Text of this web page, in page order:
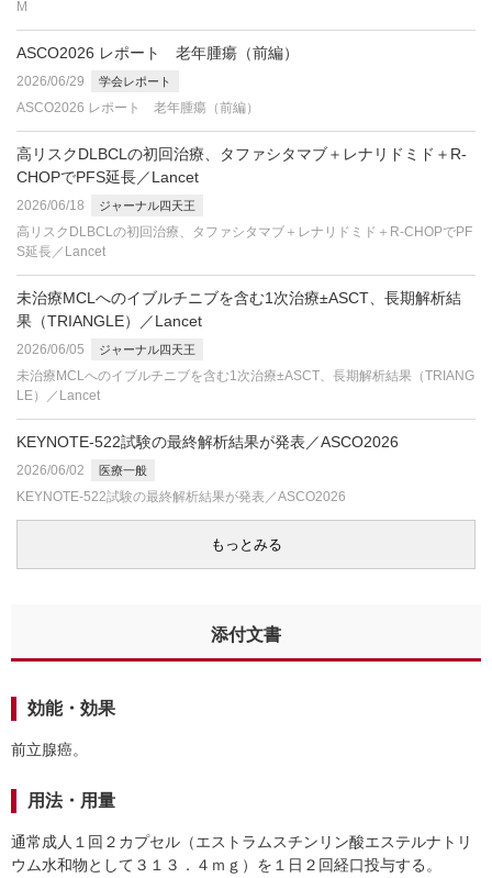
M
ASCO2026 レポート 老年腫瘍（前編）
2026/06/29 学会レポート
ASCO2026 レポート 老年腫瘍（前編）
高リスクDLBCLの初回治療、タファシタマブ＋レナリドミド＋R-
CHOPでPFS延長／Lancet
2026/06/18 ジャーナル四天王
高リスクDLBCLの初回治療、タファシタマブ＋レナリドミド＋R-CHOPでPF
S延長／Lancet
未治療MCLへのイブルチニブを含む1次治療±ASCT、長期解析結
果（TRIANGLE）／Lancet
2026/06/05 ジャーナル四天王
未治療MCLへのイブルチニブを含む1次治療±ASCT、長期解析結果（TRIANG
LE）／Lancet
KEYNOTE-522試験の最終解析結果が発表／ASCO2026
2026/06/02 医療一般
KEYNOTE-522試験の最終解析結果が発表／ASCO2026
もっとみる
添付文書
効能・効果
前立腺癌。
用法・用量
通常成人１回２カプセル（エストラムスチンリン酸エステルナトリ
ウム水和物として３１３．４ｍｇ）を１日２回経口投与する。